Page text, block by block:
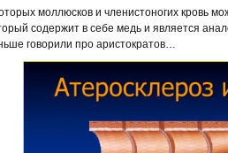
моллюсков и членистоногих кровь
содержит в себе медь и является
говорили про аристократов…